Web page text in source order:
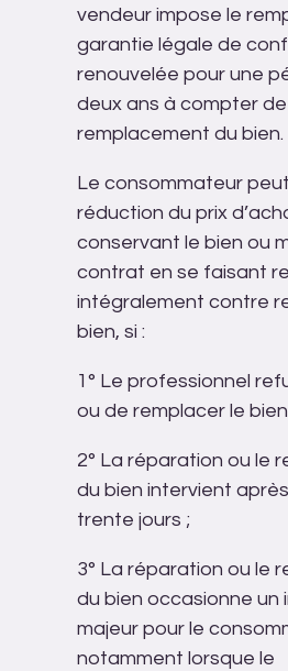
vendeur impose le
garantie légale de
renouvelée pour une
deux ans à compter
remplacement du bien.
Le consommateur
réduction du prix
conservant le bien ou
contrat en se faisant
intégralement contre
bien, si :
1° Le professionnel
ou de remplacer le bien
2° La réparation ou le
du bien intervient
trente jours ;
3° La réparation ou le
du bien occasionne un
majeur pour le
notamment lorsque le